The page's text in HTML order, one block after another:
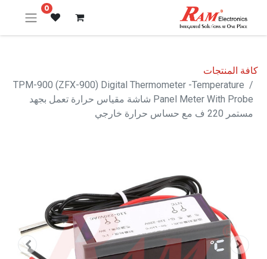
0
كافة المنتجات
TPM-900 (ZFX-900) Digital Thermometer -Temperature
Panel Meter With Probe شاشة مقياس حرارة تعمل بجهد
مستمر 220 ف مع حساس حرارة خارجي